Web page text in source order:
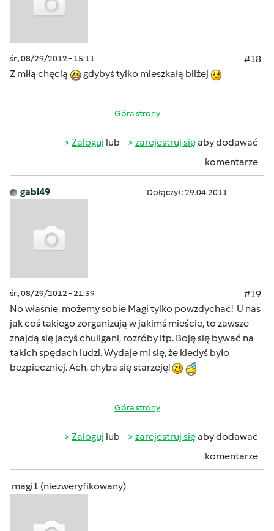
śr., 08/29/2012 - 15:11
#18
Z miłą chęcią
gdybyś tylko mieszkałą bliżej
Góra strony
Zaloguj lub zarejestruj sięaby dodawać
komentarze
gabi49 Dołączył : 29.04.2011
śr., 08/29/2012 - 21:39
#19
No właśnie, możemy sobie Magi tylko powzdychać! U nas
jak coś takiego zorganizują w jakimś mieście, to zawsze
znajdą się jacyś chuligani, rozróby itp. Boję się bywać na
takich spędach ludzi. Wydaje mi się, że kiedyś było
bezpieczniej. Ach, chyba się starzeję!
Góra strony
Zaloguj lub zarejestruj sięaby dodawać
komentarze
magi1 (niezweryfikowany)